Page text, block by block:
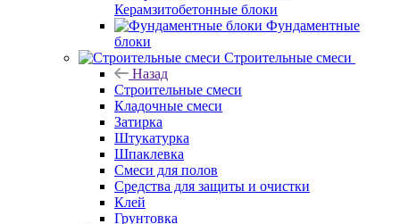
Керамзитобетонные блоки
Фундаментные
блоки
Строительные смеси
Назад
Строительные смеси
Кладочные смеси
Затирка
Штукатурка
Шпаклевка
Смеси для полов
Средства для защиты и очистки
Клей
Грунтовка